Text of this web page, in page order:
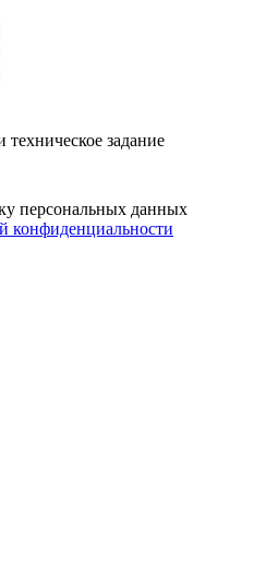
задание
персональных данных
конфиденциальности